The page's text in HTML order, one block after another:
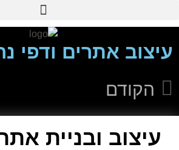
עיצוב אתרים ודפי
הקודם
עיצוב ובניית